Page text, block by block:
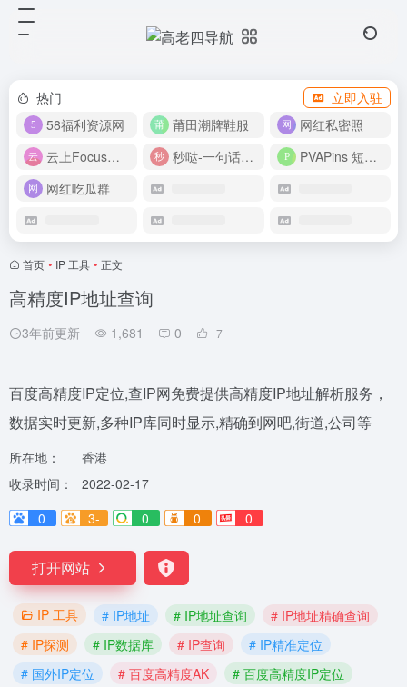
热门
立即入驻
58福利资源网
莆田潮牌鞋服
网红私密照
云上Focus接码平台
秒哒-一句话做应用
PVAPins 短信接码平台
网红吃瓜群
首页 • IP 工具 • 正文
高精度IP地址查询
3年前更新 1,681 0 7
百度高精度IP定位,查IP网免费提供高精度IP地址解析服务，
数据实时更新,多种IP库同时显示,精确到网吧,街道,公司等
所在地：
香港
收录时间：
2022-02-17
0
3- 0 0 0
打开网站
IP 工具 # IP地址 # IP地址查询
# IP地址精确查询
# IP探测
# IP数据库 # IP查询
# IP精准定位
# 国外IP定位
# 百度高精度AK # 百度高精度IP定位